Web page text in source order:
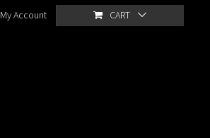
My Account CART